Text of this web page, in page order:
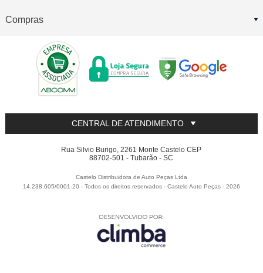
Compras
CENTRAL DE ATENDIMENTO
Rua Silvio Burigo, 2261 Monte Castelo CEP
88702-501 - Tubarão - SC
Castelo Distribuidora de Auto Peças Ltda
14.238.605/0001-20 - Todos os direitos reservados -Castelo Auto Peças -2026